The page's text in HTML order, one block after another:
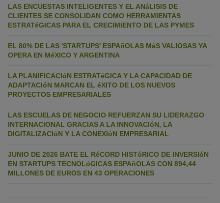
LAS ENCUESTAS INTELIGENTES Y EL ANáLISIS DE
CLIENTES SE CONSOLIDAN COMO HERRAMIENTAS
ESTRATéGICAS PARA EL CRECIMIENTO DE LAS PYMES
EL 80% DE LAS 'STARTUPS' ESPAñOLAS MáS VALIOSAS YA
OPERA EN MéXICO Y ARGENTINA
LA PLANIFICACIóN ESTRATéGICA Y LA CAPACIDAD DE
ADAPTACIóN MARCAN EL éXITO DE LOS NUEVOS
PROYECTOS EMPRESARIALES
LAS ESCUELAS DE NEGOCIO REFUERZAN SU LIDERAZGO
INTERNACIONAL GRACIAS A LA INNOVACIóN, LA
DIGITALIZACIóN Y LA CONEXIóN EMPRESARIAL
JUNIO DE 2026 BATE EL RéCORD HISTóRICO DE INVERSIóN
EN STARTUPS TECNOLóGICAS ESPAñOLAS CON 894,44
MILLONES DE EUROS EN 43 OPERACIONES